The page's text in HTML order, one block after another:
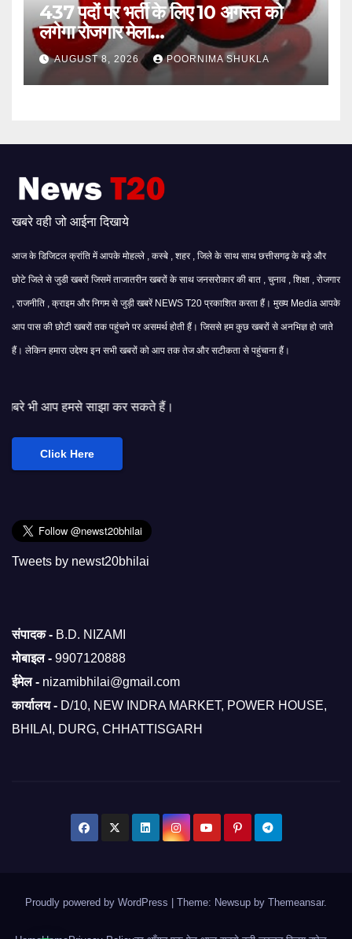
437 पदों पर भर्ती के लिए 10 अगस्त को
लगेगा रोजगार मेला…
AUGUST 8, 2026 POORNIMA SHUKLA
खबरे वही जो आईना दिखाये
आज के डिजिटल क्रांति में आपके मोहल्ले , कस्बे , शहर , जिले के साथ साथ छत्तीसगढ़ के बड़े और
छोटे जिले से जुडी खबरों जिसमें ताजातरीन खबरों के साथ जनसरोकार की बात , चुनाव , शिक्षा , रोजगार
, राजनीति , क्राइम और निगम से जुड़ी खबरें NEWS T20 प्रकाशित करता हैं। मुख्य Media आपके
आप पास की छोटी खबरों तक पहुंचने पर असमर्थ होती हैं। जिससे हम कुछ खबरों से अनभिज्ञ हो जाते
हैं। लेकिन हमारा उद्देश्य इन सभी खबरों को आप तक तेज और सटीकता से पहुंचाना हैं।
कर सकते हैं।
Click Here
Tweets by newst20bhilai
संपादक - B.D. NIZAMI
मोबाइल - 9907120888
ईमेल - nizamibhilai@gmail.com
कार्यालय - D/10, NEW INDRA MARKET, POWER HOUSE,
BHILAI, DURG, CHHATTISGARH
Proudly powered by WordPress Theme: Newsup by Themeansar.